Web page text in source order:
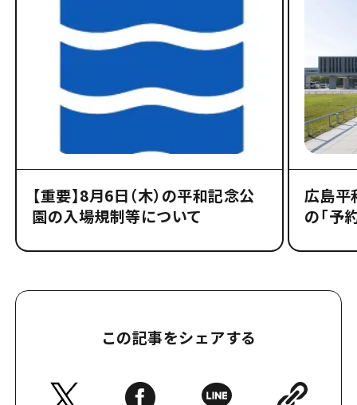
【重要】8月6日（木）の平和記念公
園の入場規制等について
広島平
の「予
この記事をシェアする